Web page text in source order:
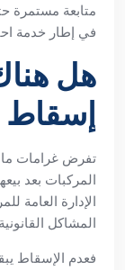
متابعة مستمرة
في إطار خدمة
هل
إسقاط
تفرض غرامات
المركبات بعد
الإدارة العامة
المشاكل
فعدم الإسقاط